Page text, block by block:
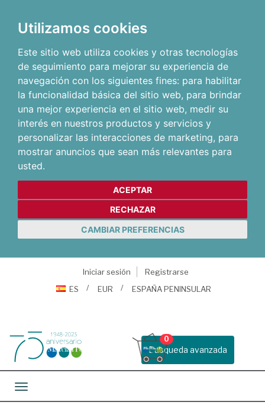
Utilizamos cookies
Este sitio web utiliza cookies y otras tecnologías
de seguimiento para mejorar su experiencia de
navegación con los siguientes fines: para habilitar
la funcionalidad básica del sitio web, para brindar
una mejor experiencia en el sitio web, medir su
interés en nuestros productos y servicios y
personalizar las interacciones de marketing, para
mostrar anuncios que sean más relevantes para
usted.
ACEPTAR
RECHAZAR
CAMBIAR PREFERENCIAS
Iniciar sesión
Registrarse
ES
EUR ESPAÑA PENINSULAR
Busqueda avanzada
0
Toggle navigation